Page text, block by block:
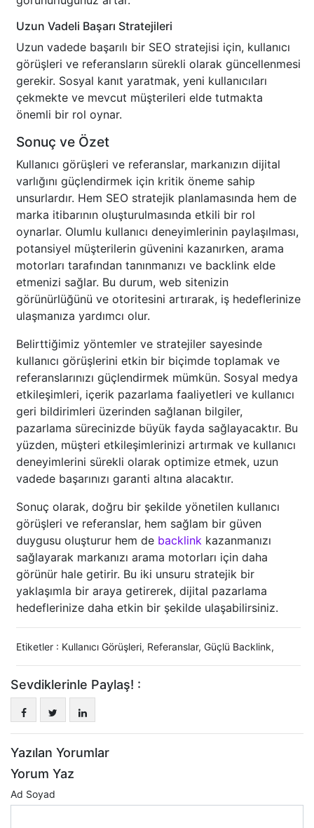
Uzun Vadeli Başarı Stratejileri
Uzun vadede başarılı bir SEO stratejisi için, kullanıcı
görüşleri ve referansların sürekli olarak güncellenmesi
gerekir. Sosyal kanıt yaratmak, yeni kullanıcıları
çekmekte ve mevcut müşterileri elde tutmakta
önemli bir rol oynar.
Sonuç ve Özet
Kullanıcı görüşleri ve referanslar, markanızın dijital
varlığını güçlendirmek için kritik öneme sahip
unsurlardır. Hem SEO stratejik planlamasında hem de
marka itibarının oluşturulmasında etkili bir rol
oynarlar. Olumlu kullanıcı deneyimlerinin paylaşılması,
potansiyel müşterilerin güvenini kazanırken, arama
motorları tarafından tanınmanızı ve backlink elde
etmenizi sağlar. Bu durum, web sitenizin
görünürlüğünü ve otoritesini artırarak, iş hedeflerinize
ulaşmanıza yardımcı olur.
Belirttiğimiz yöntemler ve stratejiler sayesinde
kullanıcı görüşlerini etkin bir biçimde toplamak ve
referanslarınızı güçlendirmek mümkün. Sosyal medya
etkileşimleri, içerik pazarlama faaliyetleri ve kullanıcı
geri bildirimleri üzerinden sağlanan bilgiler,
pazarlama sürecinizde büyük fayda sağlayacaktır. Bu
yüzden, müşteri etkileşimlerinizi artırmak ve kullanıcı
deneyimlerini sürekli olarak optimize etmek, uzun
vadede başarınızı garanti altına alacaktır.
Sonuç olarak, doğru bir şekilde yönetilen kullanıcı
görüşleri ve referanslar, hem sağlam bir güven
duygusu oluşturur hem de backlink kazanmanızı
sağlayarak markanızı arama motorları için daha
görünür hale getirir. Bu iki unsuru stratejik bir
yaklaşımla bir araya getirerek, dijital pazarlama
hedeflerinize daha etkin bir şekilde ulaşabilirsiniz.
Etiketler : Kullanıcı Görüşleri, Referanslar, Güçlü Backlink,
Sevdiklerinle Paylaş! :
Yazılan Yorumlar
Yorum Yaz
Ad Soyad